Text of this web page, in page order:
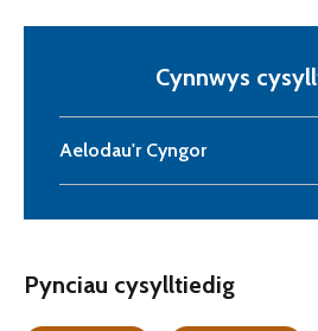
Cynnwys
Aelodau'r Cyngor
Pynciau cysylltiedig